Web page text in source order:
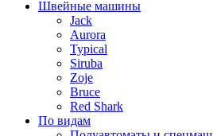
Швейные машины
Jack
Aurora
Typical
Siruba
Zoje
Bruce
Red Shark
По видам